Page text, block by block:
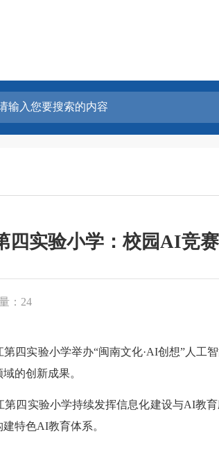
四实验小学：校园AI竞
： 24
实验小学举办“闽南文化·AI创想”人工
的创新成果。
实验小学持续发挥信息化建设与AI教
特色AI教育体系。